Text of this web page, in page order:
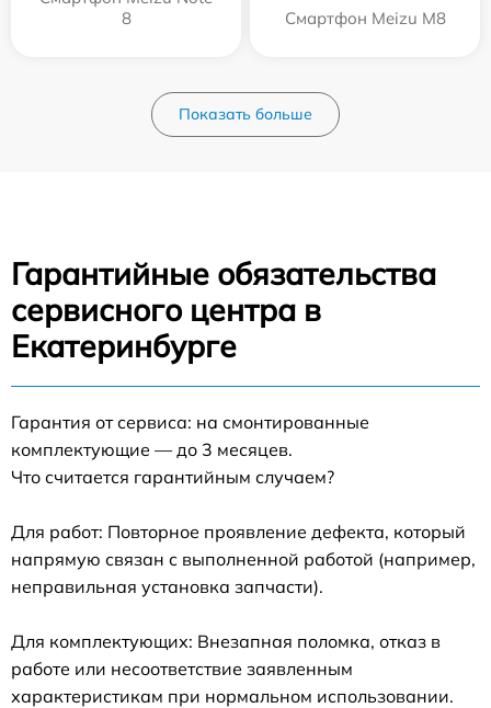
8
Смартфон Meizu M8
Показать больше
Гарантийные обязательства
сервисного центра в
Екатеринбурге
Гарантия от сервиса: на смонтированные
комплектующие — до 3 месяцев.
Что считается гарантийным случаем?
Для работ: Повторное проявление дефекта, который
напрямую связан с выполненной работой (например,
неправильная установка запчасти).
Для комплектующих: Внезапная поломка, отказ в
работе или несоответствие заявленным
характеристикам при нормальном использовании.